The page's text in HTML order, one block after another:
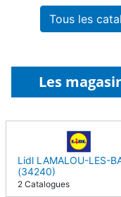
Tous les
Les
Lidl LAMALOU-LES-
(34240)
2 Catalogues